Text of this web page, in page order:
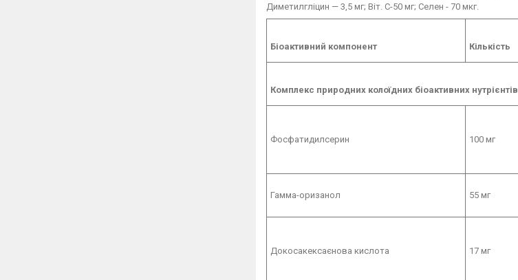
Диметилгліцин — 3,5 мг; Віт. С-50 мг; Селен - 70 мкг.
Біоактивний компонент Кількість
Комплекс природних колоїдних біоактивних нутрієнтів
Фосфатидилсерин 100 мг
Гамма-оризанол 55 мг
Докосакексаєнова кислота 17 мг